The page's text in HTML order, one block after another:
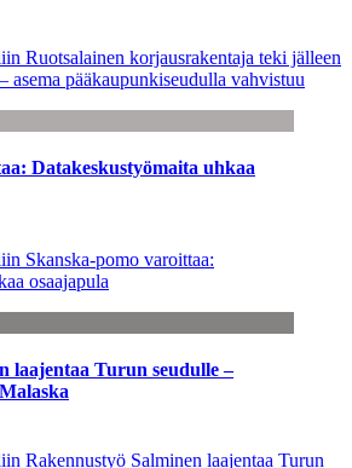
Ruotsalainen korjausrakentaja teki jälleen
asema pääkaupunkiseudulla vahvistuu
Datakeskustyömaita uhkaa
Skanska-pomo varoittaa:
osaajapula
laajentaa Turun seudulle –
Rakennustyö Salminen laajentaa Turun